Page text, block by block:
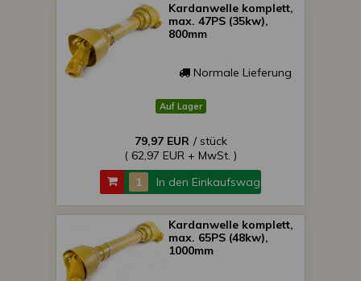
Kardanwelle komplett,
max. 47PS (35kw),
800mm
Normale Lieferung
Auf Lager
79,97 EUR / stück
( 62,97 EUR + MwSt. )
In den Einkaufswagen
Kardanwelle komplett,
max. 65PS (48kw),
1000mm